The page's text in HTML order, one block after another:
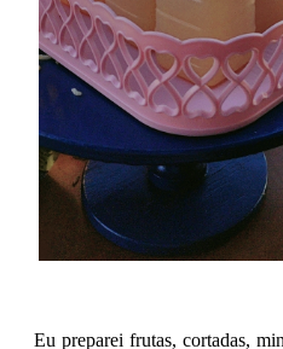
Eu preparei frutas, cortadas,